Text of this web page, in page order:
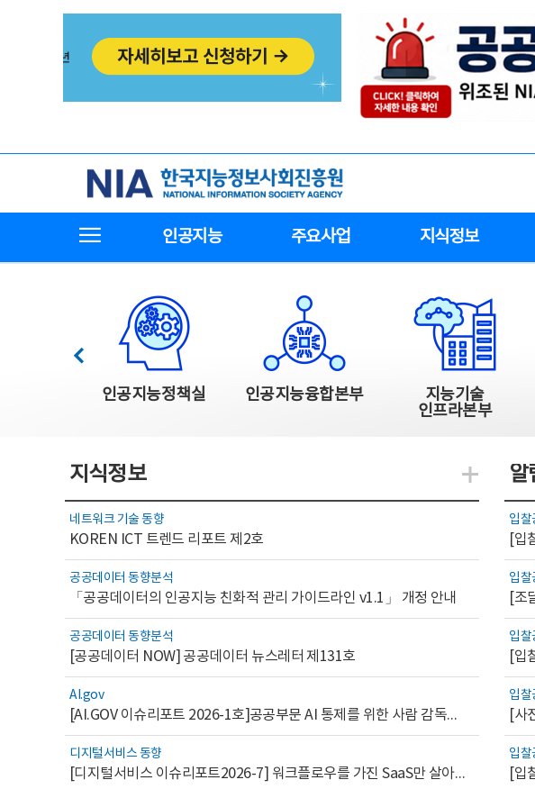
한국지능정보사회진흥원
인공지능 주요사업 지식정보
한국지능정보사회진흥원 주요사업
인공지능정책실 인공지능융합본부
지능기술
인프라본부
이전
지식정보
네트워크 기술 동향
KOREN ICT 트렌드 리포트 제2호
공공데이터 동향분석
「공공데이터의 인공지능 친화적 관리 가이드라인 v1.1」 개정 안내
공공데이터 동향분석
[공공데이터 NOW] 공공데이터 뉴스레터 제131호
AI.gov
[AI.GOV 이슈리포트 2026-1호]공공부문 AI 통제를 위한 사람 감독의 해외 사례 분석 및 시사점
디지털서비스 동향
[디지털서비스 이슈리포트2026-7] 워크플로우를 가진 SaaS만 살아남는다
지식관련알
입찰
[입
입찰
[조
입찰
[입
입찰
입찰
[입